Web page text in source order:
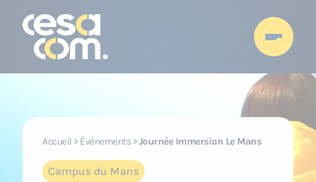
Accueil > Événements>Journée Immersion Le Mans
Campus du Mans